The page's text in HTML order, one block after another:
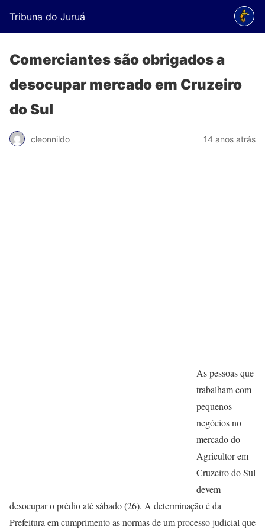
Tribuna do Juruá
Comerciantes são obrigados a
desocupar mercado em Cruzeiro
do Sul
cleonnildo 14 anos atrás
As pessoas que
trabalham com
pequenos
negócios no
mercado do
Agricultor em
Cruzeiro do Sul
devem
desocupar o prédio até sábado (26). A determinação é da
Prefeitura em cumprimento as normas de um processo judicial que